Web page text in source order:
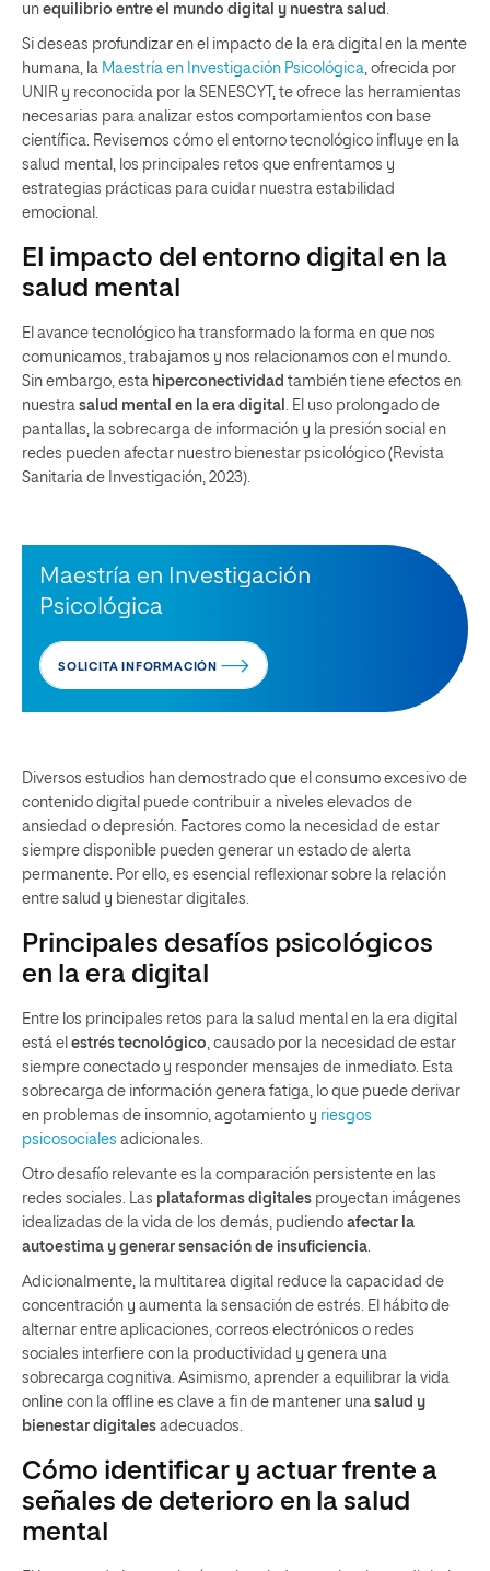
un equilibrio entre el mundo digital y nuestra salud
Si deseas profundizar en el impacto de la era digital en la mente
humana, la Maestría en Investigación Psicológica , ofrecida por
UNIR y reconocida por la SENESCYT, te ofrece las herramientas
necesarias para analizar estos comportamientos con base
científica. Revisemos cómo el entorno tecnológico influye en la
salud mental, los principales retos que enfrentamos y
estrategias prácticas para cuidar nuestra estabilidad
emocional.
El impacto del entorno digital en la
salud mental
El avance tecnológico ha transformado la forma en que nos
comunicamos, trabajamos y nos relacionamos con el mundo.
Sin embargo, esta hiperconectividad también tiene efectos en
nuestra salud mental en la era digital
. El uso prolongado de
pantallas, la sobrecarga de información y la presión social en
redes pueden afectar nuestro bienestar psicológico (Revista
Sanitaria de Investigación, 2023).
Maestría en Investigación
Psicológica
SOLICITA INFORMACIÓN
Diversos estudios han demostrado que el consumo excesivo de
contenido digital puede contribuir a niveles elevados de
ansiedad o depresión. Factores como la necesidad de estar
siempre disponible pueden generar un estado de alerta
permanente. Por ello, es esencial reflexionar sobre la relación
entre salud y bienestar digitales.
Principales desafíos psicológicos
en la era digital
Entre los principales retos para la salud mental en la era digital
está el estrés tecnológico , causado por la necesidad de estar
siempre conectado y responder mensajes de inmediato. Esta
sobrecarga de información genera fatiga, lo que puede derivar
en problemas de insomnio, agotamiento y riesgos
psicosociales adicionales.
Otro desafío relevante es la comparación persistente en las
redes sociales. Las plataformas digitales proyectan imágenes
idealizadas de la vida de los demás, pudiendo afectar la
autoestima y generar sensación de insuficiencia
Adicionalmente, la multitarea digital reduce la capacidad de
concentración y aumenta la sensación de estrés. El hábito de
alternar entre aplicaciones, correos electrónicos o redes
sociales interfiere con la productividad y genera una
sobrecarga cognitiva. Asimismo, aprender a equilibrar la vida
online con la offline es clave a fin de mantener una salud y
bienestar digitales adecuados.
Cómo identificar y actuar frente a
señales de deterioro en la salud
mental